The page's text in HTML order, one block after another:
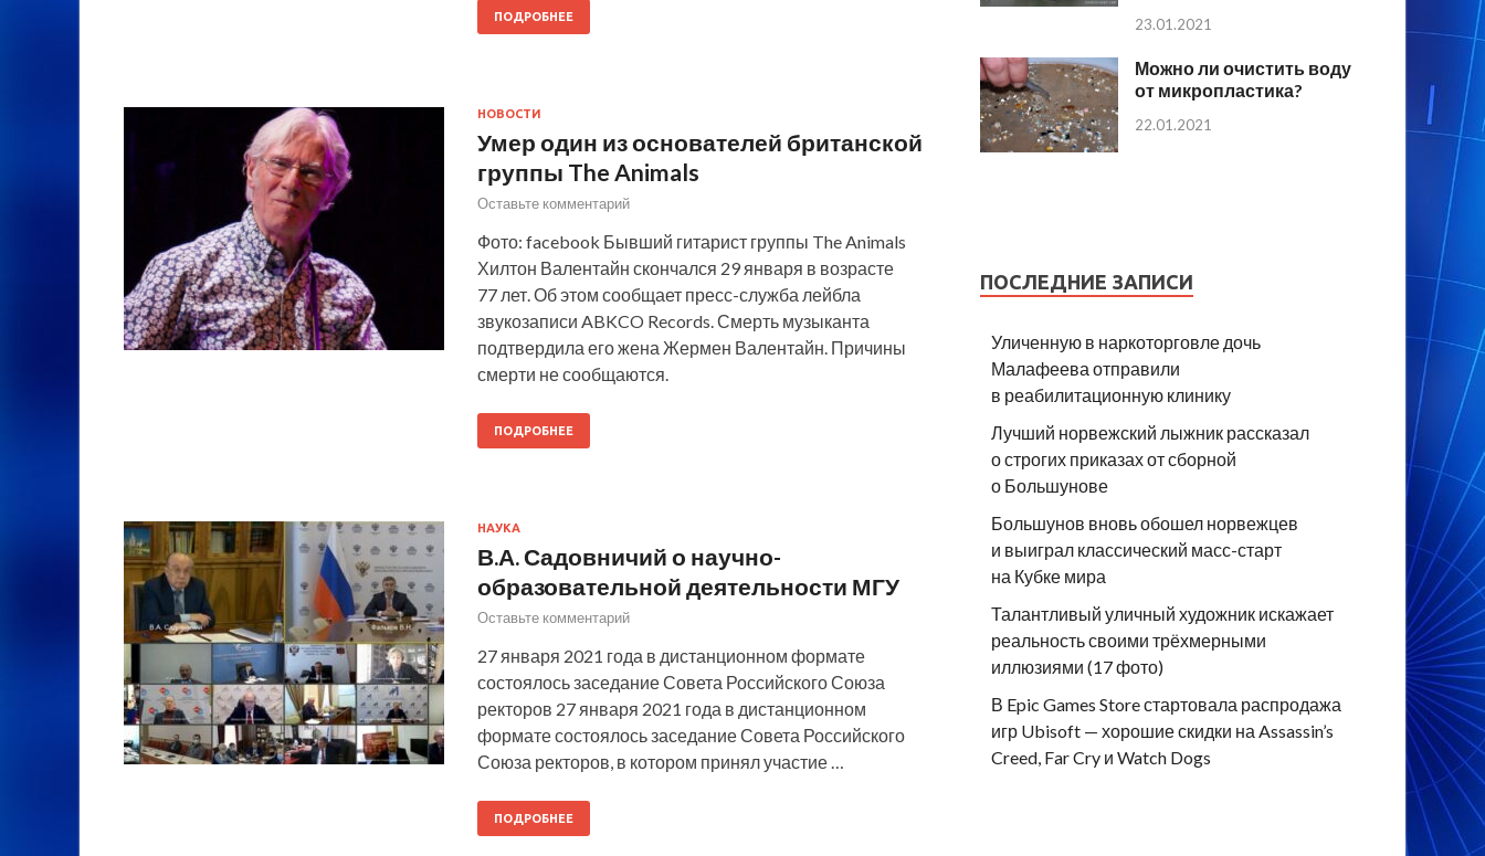
ПОДРОБНЕЕ
НОВОСТИ
Умер один из основателей британской
группы The Animals
Оставьте комментарий
Фото: facebook Бывший гитарист группы The Animals
Хилтон Валентайн скончался 29 января в возрасте
77 лет. Об этом сообщает пресс-служба лейбла
звукозаписи ABKCO Records. Смерть музыканта
подтвердила его жена Жермен Валентайн. Причины
смерти не сообщаются.
ПОДРОБНЕЕ
НАУКА
В.А. Садовничий о научно-
образовательной деятельности МГУ
Оставьте комментарий
27 января 2021 года в дистанционном формате
состоялось заседание Совета Российского Союза
ректоров 27 января 2021 года в дистанционном
формате состоялось заседание Совета Российского
Союза ректоров, в котором принял участие …
ПОДРОБНЕЕ
23.01.2021
Можно ли очистить воду
от микропластика?
22.01.2021
ПОСЛЕДНИЕ ЗАПИСИ
Уличенную в наркоторговле дочь
Малафеева отправили
в реабилитационную клинику
Лучший норвежский лыжник рассказал
о строгих приказах от сборной
о Большунове
Большунов вновь обошел норвежцев
и выиграл классический масс-старт
на Кубке мира
Талантливый уличный художник искажает
реальность своими трёхмерными
иллюзиями (17 фото)
В Epic Games Store стартовала распродажа
игр Ubisoft — хорошие скидки на Assassin’s
Creed, Far Cry и Watch Dogs